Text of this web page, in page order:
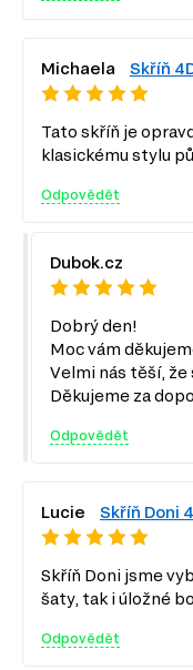
Michaela Skříň
Tato skříň je
klasickému stylu
Odpovědět
Dubok.cz
Dobrý den!
Moc vám
Velmi nás těší, že
Děkujeme za
Odpovědět
Lucie Skříň Doni
Skříň Doni jsme
šaty, tak i úložné
Odpovědět